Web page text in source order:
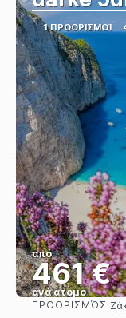
1 ΠΡΟΟΡΙΣΜΟΊ
από
461 €
ανά άτομο
ΠΡΟΟΡΙΣΜΌΣ: